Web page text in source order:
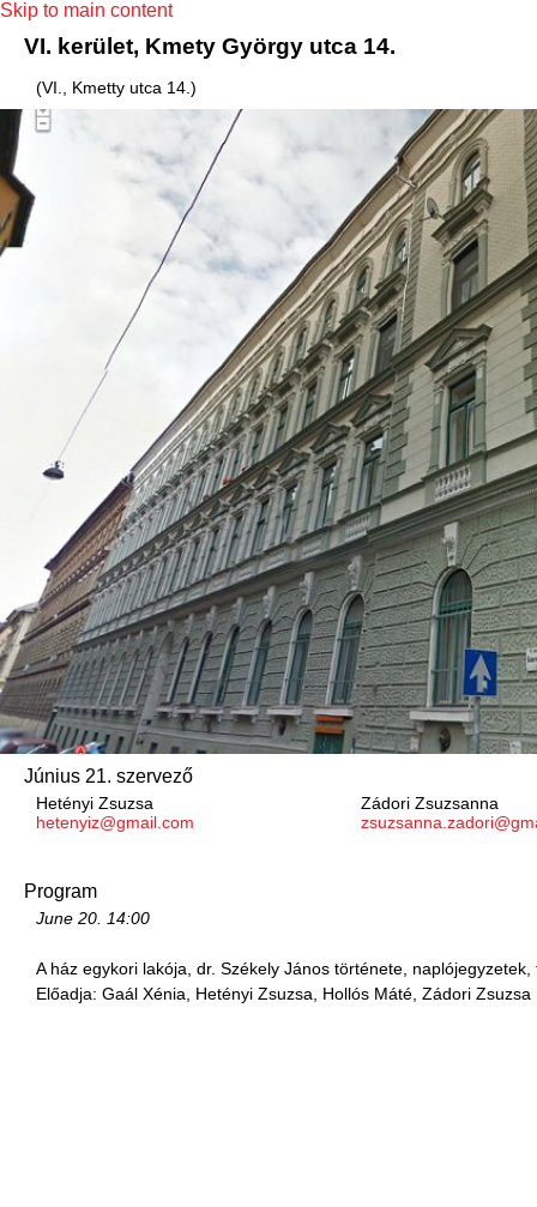
Skip to main content
VI. kerület, Kmety György utca 14.
(VI., Kmetty utca 14.)
Június 21. szervező
Hetényi Zsuzsa
hetenyiz@gmail.com
Zádori Zsuzsanna
Program
June 20. 14:00
A ház egykori lakója, dr. Székely János története,
Előadja: Gaál Xénia, Hetényi Zsuzsa, Hollós Máté, Zádori Zsuzsa